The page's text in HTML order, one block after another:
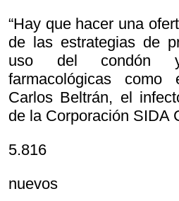
“Hay que hacer una
de las estrategias de
uso del condón
farmacológicas como
Carlos Beltrán, el
de la Corporación SIDA
5.816
nuevos